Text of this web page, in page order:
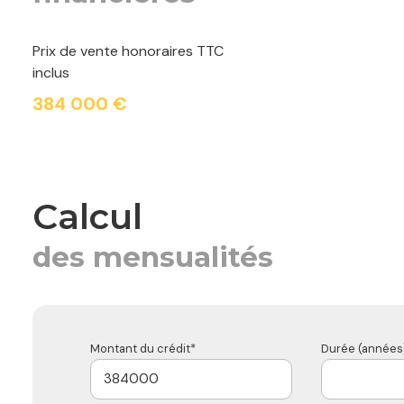
Prix de vente honoraires TTC
inclus
384 000 €
calcul
des mensualités
Montant du crédit* Durée